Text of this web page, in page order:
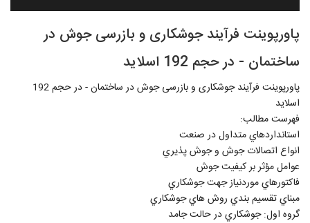
پاورپوینت فرآیند جوشکاری و بازرسی جوش در
ساختمان - در حجم 192 اسلاید
پاورپوینت فرآیند جوشکاری و بازرسی جوش در ساختمان - در حجم 192
اسلاید
فهرست مطالب:
استانداردهاي متداول در صنعت
انواع اتصالات جوش و جوش پذيري
عوامل مؤثر بر كيفيت جوش
فاکتورهاي موردنياز جهت جوشکاري
مبناي تقسيم‌ بندي روش‌ هاي جوشكاري
گروه اول: جوشكاري در حالت جامد